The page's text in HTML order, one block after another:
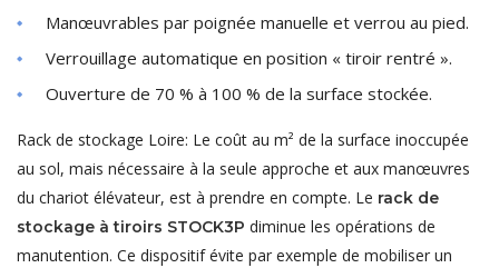
Manœuvrables par poignée manuelle et verrou au pied.
Verrouillage automatique en position « tiroir rentré ».
Ouverture de 70 % à 100 % de la surface stockée.
Rack de stockage Loire: Le coût au m² de la surface inoccupée
au sol, mais nécessaire à la seule approche et aux manœuvres
du chariot élévateur, est à prendre en compte. Le rack de
stockage à tiroirs STOCK3P diminue les opérations de
manutention. Ce dispositif évite par exemple de mobiliser un